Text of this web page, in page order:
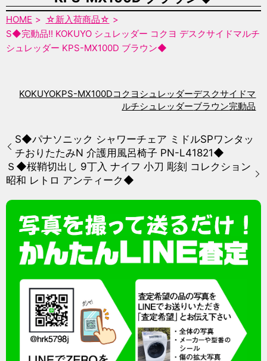
HOME
☆新入荷商品☆
S◆完動品!! KOKUYO シュレッダー コクヨ デスクサイドマルチ
シュレッダー KPS-MX100D ブラウン◆
KOKUYOKPS-MX100Dコクヨ シュレッダーデスクサイドマ
ルチシュレッダーブラウン完動品
S◆パナソニック シャワーチェア ミドルSPワンタッ
チおりたたみN 介護用風呂椅子 PN-L41821◆
Ｓ◆桜鞘切出し 9丁入 ナイフ 小刀 彫刻 コレクション
昭和 レトロ アンティーク◆